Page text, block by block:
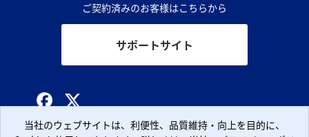
ご契約済みのお客様はこちらから
サポートサイト
© CLARA, Inc.
当社のウェブサイトは、利便性、品質維持・向上を目的に、
当社のウェブサイトは、利便性、品質維持・向上を目的に、